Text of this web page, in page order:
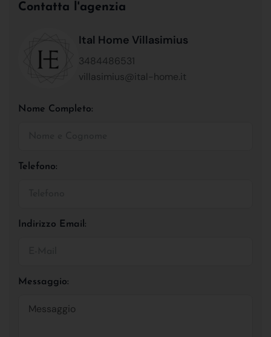
Contatta l'agenzia
Ital Home Villasimius
3484486531
villasimius@ital-home.it
Nome Completo:
Telefono:
Indirizzo Email:
Messaggio: